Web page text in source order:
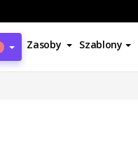
Zasoby Szablony